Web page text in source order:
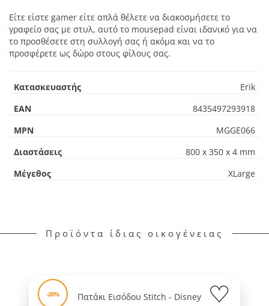
Είτε είστε gamer είτε απλά θέλετε να διακοσμήσετε το
γραφείο σας με στυλ, αυτό το mousepad είναι ιδανικό για να
το προσθέσετε στη συλλογή σας ή ακόμα και να το
προσφέρετε ως δώρο στους φίλους σας.
Κατασκευαστής
Erik
EAN
8435497293918
MPN
MGGE066
Διαστάσεις
800 x 350 x 4 mm
Μέγεθος
XLarge
Προϊόντα ίδιας οικογένειας
-20%